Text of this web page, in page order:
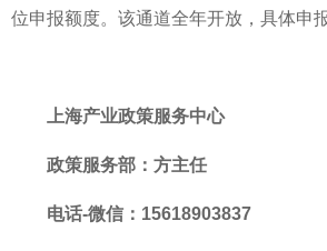
位申报额度。该通道全年开放，具体申
上海产业政策服务中心
政策服务部 ：方主任
电话-微信：15618903837